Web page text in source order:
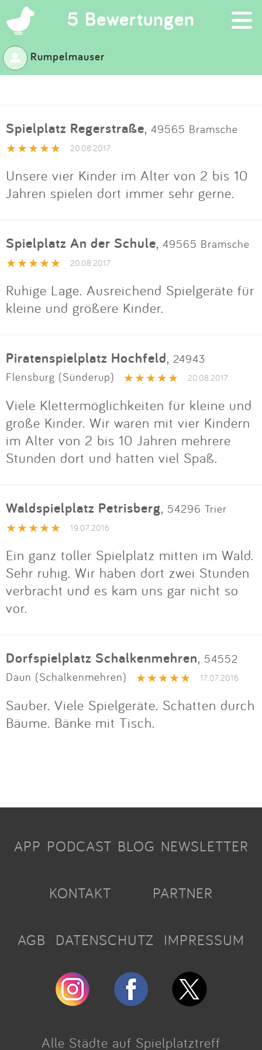
5 Bewertungen ×
Suchen
App
Blog
Partner
Kontakt
Impressum
Anmelden
Rumpelmauser
Spielplatz Regerstraße, 49565 Bramsche
20.08.2017
Unsere vier Kinder im Alter von 2 bis 10
Jahren spielen dort immer sehr gerne.
Spielplatz An der Schule, 49565 Bramsche
20.08.2017
Ruhige Lage. Ausreichend Spielgeräte für
kleine und größere Kinder.
Piratenspielplatz Hochfeld, 24943
Flensburg (Sünderup)
20.08.2017
Viele Klettermöglichkeiten für kleine und
große Kinder. Wir waren mit vier Kindern
im Alter von 2 bis 10 Jahren mehrere
Stunden dort und hatten viel Spaß.
Waldspielplatz Petrisberg, 54296 Trier
19.07.2016
Ein ganz toller Spielplatz mitten im Wald.
Sehr ruhig. Wir haben dort zwei Stunden
verbracht und es kam uns gar nicht so
vor.
Dorfspielplatz Schalkenmehren, 54552
Daun (Schalkenmehren)
17.07.2016
Sauber. Viele Spielgeräte. Schatten durch
Bäume. Bänke mit Tisch.
APP PODCAST BLOG NEWSLETTER
KONTAKT PARTNER
AGB DATENSCHUTZ IMPRESSUM
Alle Städte auf Spielplatztreff